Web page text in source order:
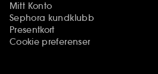
Mitt Konto
Sephora kundklubb
Presentkort
Cookie preferenser